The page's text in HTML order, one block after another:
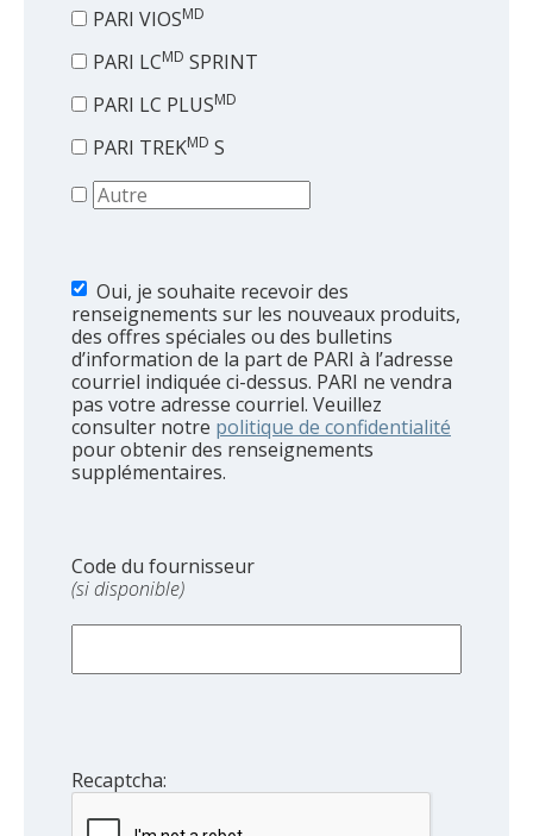
PARI VIOSMD
PARI LCMD SPRINT
PARI LC PLUSMD
PARI TREKMD S
Oui, je souhaite recevoir des
renseignements sur les nouveaux produits,
des offres spéciales ou des bulletins
d’information de la part de PARI à l’adresse
courriel indiquée ci-dessus. PARI ne vendra
pas votre adresse courriel. Veuillez
consulter notre politique de confidentialité
pour obtenir des renseignements
supplémentaires.
Code du fournisseur
(si disponible)
Recaptcha: